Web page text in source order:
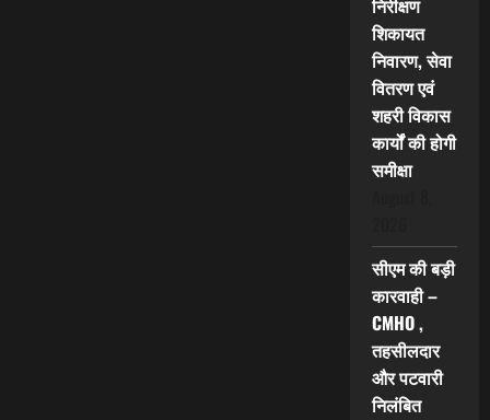
निरीक्षण
शिकायत
निवारण, सेवा
वितरण एवं
शहरी विकास
कार्यों की होगी
समीक्षा
सीएम की बड़ी
कारवाही –
CMHO ,
तहसीलदार
और पटवारी
निलंबित